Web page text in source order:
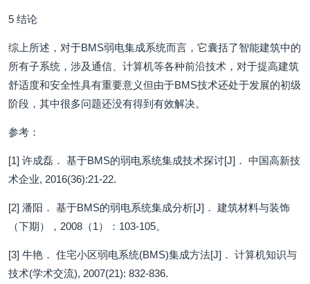
5 结论
综上所述，对于BMS弱电集成系统而言，它囊括了智能建筑中的
所有子系统，涉及通信、计算机等各种前沿技术，对于提高建筑
舒适度和安全性具有重要意义但由于BMS技术还处于发展的初级
阶段，其中很多问题还没有得到有效解决。
参考：
[1] 许成磊． 基于BMS的弱电系统集成技术探讨[J]． 中国高新技
术企业, 2016(36):21-22.
[2] 潘阳． 基于BMS的弱电系统集成分析[J]． 建筑材料与装饰
（下期），2008（1）：103-105。
[3] 牛艳． 住宅小区弱电系统(BMS)集成方法[J]． 计算机知识与
技术(学术交流), 2007(21): 832-836.